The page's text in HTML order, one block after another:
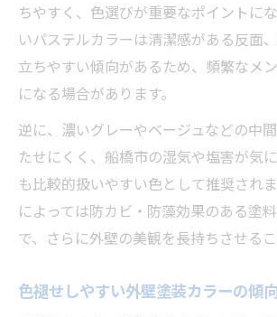
ちやすく、色選びが重要なポイントに
いパステルカラーは清潔感がある反面
立ちやすい傾向があるため、頻繁なメ
になる場合があります。
逆に、濃いグレーやベージュなどの中
たせにくく、船橋市の湿気や塩害が気
も比較的扱いやすい色として推奨され
によっては防カビ・防藻効果のある塗
で、さらに外壁の美観を長持ちさせるこ
色褪せしやすい外壁塗装カラーの傾向